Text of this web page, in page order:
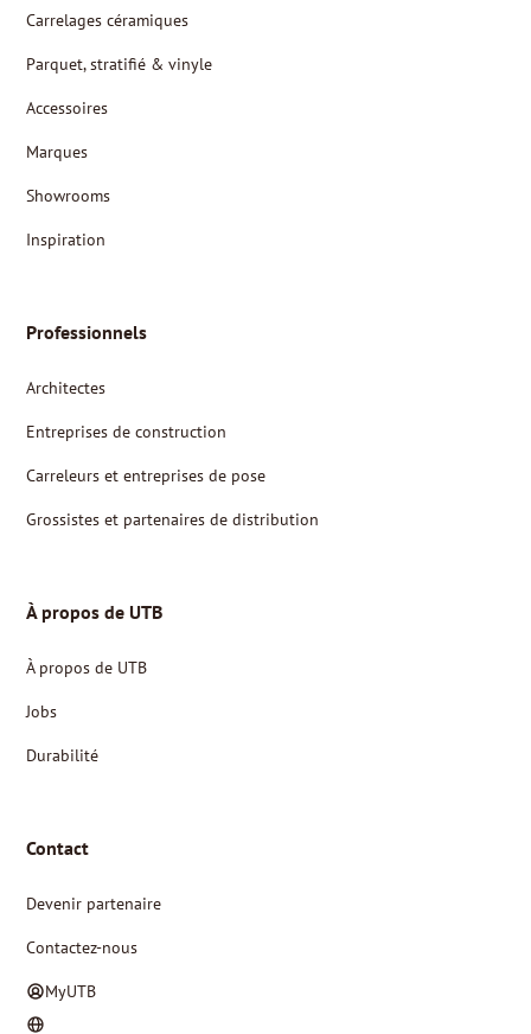
Carrelages céramiques
Parquet, stratifié & vinyle
Accessoires
Marques
Showrooms
Inspiration
Professionnels
Architectes
Entreprises de construction
Carreleurs et entreprises de pose
Grossistes et partenaires de distribution
À propos de UTB
À propos de UTB
Jobs
Durabilité
Contact
Devenir partenaire
Contactez-nous
MyUTB